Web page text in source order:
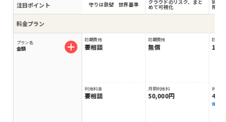
注目ポイント
料金プラン
プラン名
金額
守りは鉄壁 世界基準
初期費用
要相談
利用料金
要相談
クラウドのリスク、まと
めて可視化
初期費用
無償
月額利用料
50,000円
Web
険
初期費
10
利用料
備考